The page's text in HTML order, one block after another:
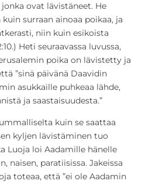
jonka ovat lävistäneet. He
surraan ainoaa poikaa, ja
niin kuin esikoista
Heti seuraavassa luvussa,
poika on lävistetty ja
”sinä päivänä Daavidin
asukkaille puhkeaa lähde,
ja saastaisuudesta.”
kuin se saattaa
kyljen lävistäminen tuo
Luoja loi Aadamille hänelle
naisen, paratiisissa. Jakeissa
toteaa, että ”ei ole Aadamin